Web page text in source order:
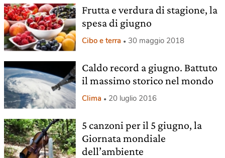
Frutta e verdura di stagione, la
spesa di giugno
Cibo e terra 30 maggio 2018
Caldo record a giugno. Battuto
il massimo storico nel mondo
Clima 20 luglio 2016
5 canzoni per il 5 giugno, la
Giornata mondiale
dell’ambiente